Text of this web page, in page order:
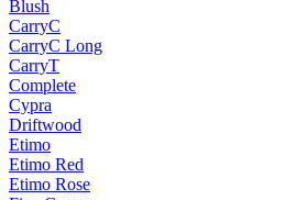
Blush
CarryC
CarryC Long
CarryT
Complete
Cypra
Driftwood
Etimo
Etimo Red
Etimo Rose